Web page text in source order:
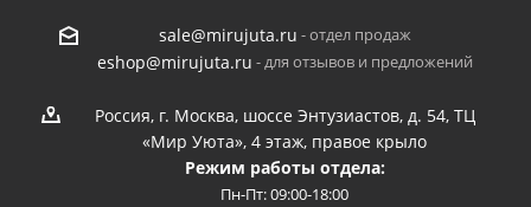
sale@mirujuta.ru - отдел продаж
eshop@mirujuta.ru - для отзывов и предложений
Россия, г. Москва, шоссе Энтузиастов, д. 54, ТЦ
«Мир Уюта», 4 этаж, правое крыло
Режим работы отдела:
Пн-Пт: 09:00-18:00